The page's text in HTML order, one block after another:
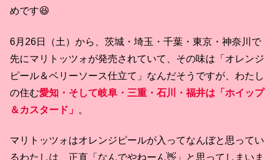
めです😆
6月26日（土）から、茨城・埼玉・千葉・東京・神奈川で
先にマリトッツォが発売されていて、その味は「オレンジ
ピール＆ベリーソース仕立て」なんだそうですが、わたし
の住む愛知・そして岐阜・三重・石川・福井は「ホイップ
＆カスタード」
。
マリトッツォはオレンジピールが入ってなんぼと思ってい
るわたしは、正直「なんでやねーん👋」と思ってしまいま